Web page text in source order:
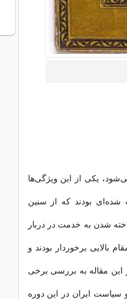
یکی از این ویژگی‌ها
شده‌ای بودند که از سنین
از اخته شدن به خدمت در دربار
بالایی برخوردار بودند و
این مقاله به بررسی برخی
سیاست ایران در این دوره